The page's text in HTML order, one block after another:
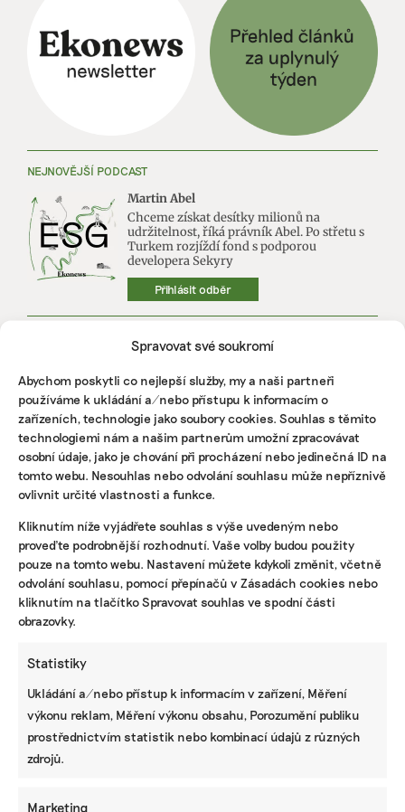
Spravovat své soukromí
Abychom poskytli co nejlepší služby, my a naši partneři
používáme k ukládání a/nebo přístupu k informacím o
zařízeních, technologie jako soubory cookies. Souhlas s těmito
technologiemi nám a našim partnerům umožní zpracovávat
osobní údaje, jako je chování při procházení nebo jedinečná ID na
tomto webu. Nesouhlas nebo odvolání souhlasu může nepříznivě
ovlivnit určité vlastnosti a funkce.
Kliknutím níže vyjádřete souhlas s výše uvedeným nebo
proveďte podrobnější rozhodnutí. Vaše volby budou použity
pouze na tomto webu. Nastavení můžete kdykoli změnit, včetně
odvolání souhlasu, pomocí přepínačů v Zásadách cookies nebo
kliknutím na tlačítko Spravovat souhlas ve spodní části
obrazovky.
Statistiky
Ukládání a/nebo přístup k informacím v zařízení, Měření
výkonu reklam, Měření výkonu obsahu, Porozumění publiku
prostřednictvím statistik nebo kombinací údajů z různých
zdrojů.
Marketing
NEJNOVĚJŠÍ PODCAST
Martin Abel
Chceme získat desítky milionů na
udržitelnost, říká právník Abel. Po střetu s
Turkem rozjíždí fond s podporou
developera Sekyry
Přihlásit odběr
Ruce nás pálily a otékaly nám prsty,
popisuje brněnská floristka problémy s
květinami z Afriky
Fotovoltaika na balkoně utáhne
domácnost, zatímco jste v práci. Lidé je
však často provozují načerno
Kvůli Turkovi a Motoristům může Česko
přijít o desítky miliard. Ve hře jsou
akcelerační zóny i povolenky